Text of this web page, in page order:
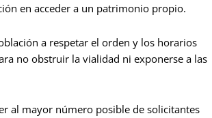
en acceder a un patrimonio propio.
a respetar el orden y los horarios
no obstruir la vialidad ni exponerse a las
al mayor número posible de solicitantes